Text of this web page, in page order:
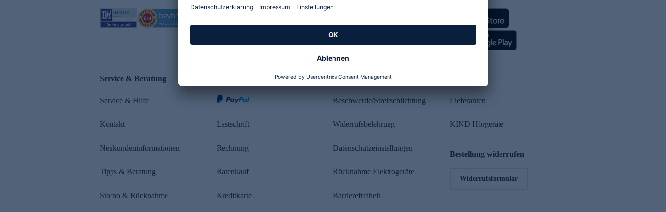
Service & Beratung
Service & Hilfe
Kontakt
Neukundeninformationen
Tipps & Beratung
Storno & Rücknahme
Lastschrift
Rechnung
Ratenkauf
Kreditkarte
Rechtliches
Beschwerde/Streitschlichtung
Widerrufsbelehrung
Datenschutzeinstellungen
Rücknahme Elektrogeräte
Barrierefreiheit
Lieferanten
KIND Hörgeräte
Bestellung widerrufen
Widerrufsformular